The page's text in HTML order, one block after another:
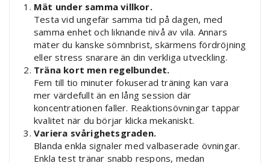
Mät under samma villkor.
Testa vid ungefär samma tid på dagen, med
samma enhet och liknande nivå av vila. Annars
mäter du kanske sömnbrist, skärmens fördröjning
eller stress snarare än din verkliga utveckling.
Träna kort men regelbundet.
Fem till tio minuter fokuserad träning kan vara
mer värdefullt än en lång session där
koncentrationen faller. Reaktionsövningar tappar
kvalitet när du börjar klicka mekaniskt.
Variera svårighetsgraden.
Blanda enkla signaler med valbaserade övningar.
Enkla test tränar snabb respons, medan